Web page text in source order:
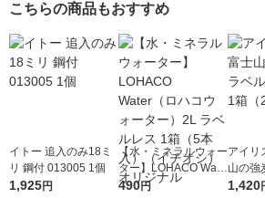
こちらの商品もおすすめ
イトー 追入のみ18ミ
リ 鋼付 013005 1個
1,925円
【水・ミネラルウォー
ター】LOHACO Wate
r（ロハコウォータ
490円
アイリ
山の強
レス
1,420